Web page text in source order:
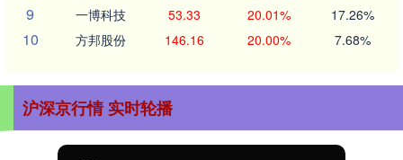
9 一博科技 53.33 20.01% 17.26%
10 方邦股份 146.16 20.00% 7.68%
沪深京行情 实时轮播